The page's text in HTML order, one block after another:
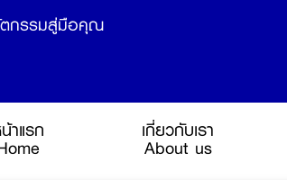
ตกรรมสู่มือคุณ
าแรก
(current)
เกี่ยวกับเรา
About us